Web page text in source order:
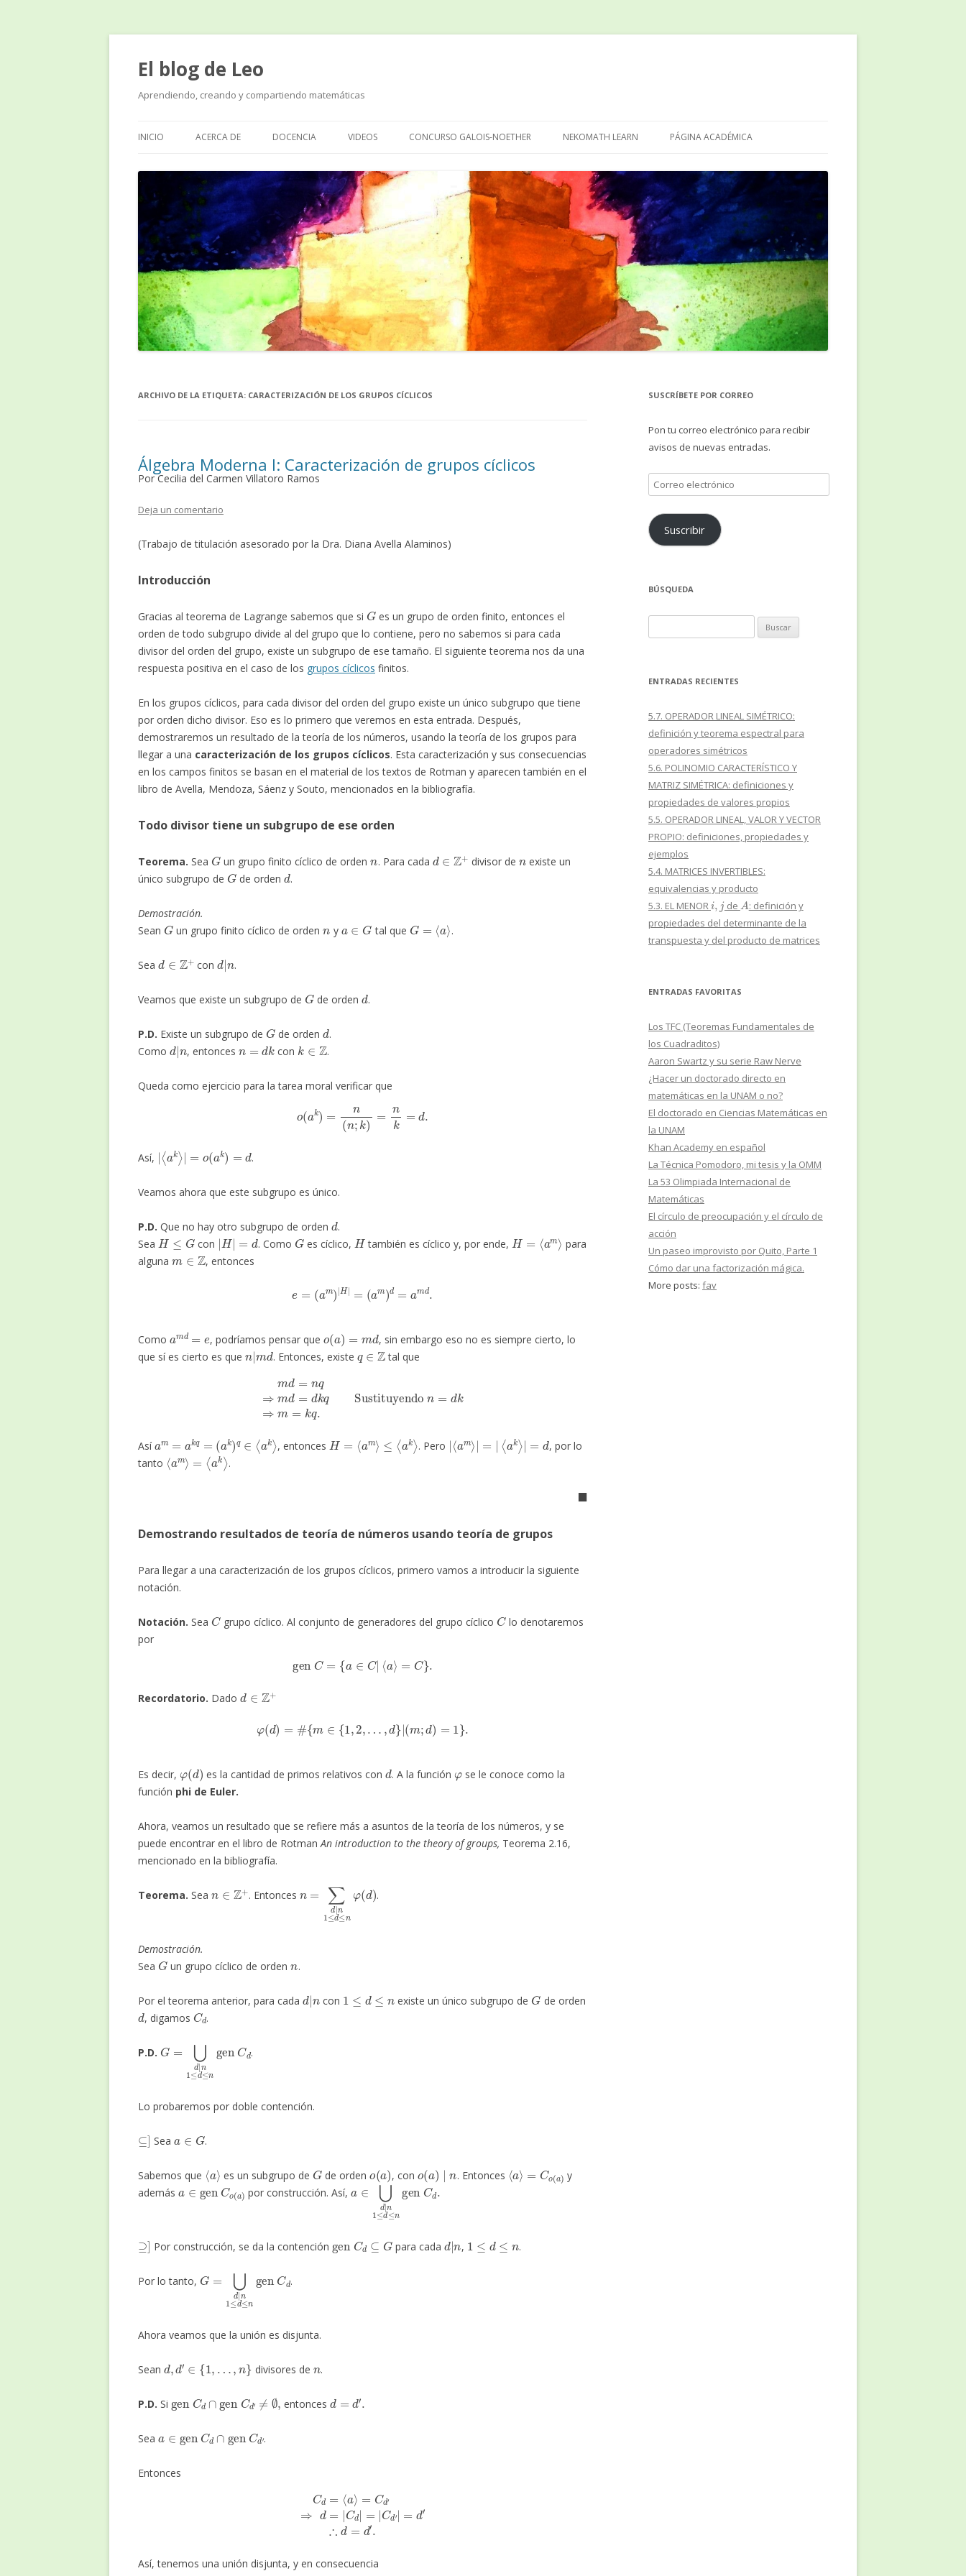
El blog de Leo
Aprendiendo, creando y compartiendo matemáticas
al
INICIO ACERCA DE DOCENCIA VIDEOS CONCURSO GALOIS-NOETHER NEKOMATH LEARN PÁGINA ACADÉMICA
ARCHIVO DE LA ETIQUETA: CARACTERIZACIÓN DE LOS GRUPOS CÍCLICOS
Álgebra Moderna I: Caracterización de grupos cíclicos
Por Cecilia del Carmen Villatoro Ramos
Deja un comentario
(Trabajo de titulación asesorado por la Dra. Diana Avella Alaminos)
Introducción
Gracias al teorema de Lagrange sabemos que si
G
es un grupo de orden finito, entonces el
orden de todo subgrupo divide al del grupo que lo contiene, pero no sabemos si para cada
divisor del orden del grupo, existe un subgrupo de ese tamaño. El siguiente teorema nos da una
respuesta positiva en el caso de los grupos cíclicos finitos.
En los grupos cíclicos, para cada divisor del orden del grupo existe un único subgrupo que tiene
por orden dicho divisor. Eso es lo primero que veremos en esta entrada. Después,
demostraremos un resultado de la teoría de los números, usando la teoría de los grupos para
llegar a una caracterización de los grupos cíclicos. Esta caracterización y sus consecuencias
en los campos finitos se basan en el material de los textos de Rotman y aparecen también en el
libro de Avella, Mendoza, Sáenz y Souto, mencionados en la bibliografía.
Todo divisor tiene un subgrupo de ese orden
Teorema. Sea
G
un grupo finito cíclico de orden . Para cada
d Z+
divisor de
existe un
único subgrupo de
G
de orden
d
.
Demostración.
Sean
G
un grupo finito cíclico de orden y
G
tal que
G= ⟩
.
Sea
d Z+
con
d|
.
Veamos que existe un subgrupo de
G
de orden
d
.
P.D. Existe un subgrupo de
G
de orden
d
.
Como
d|n
, entonces
n=dk
con
k∈Z
.
Queda como ejercicio para la tarea moral verificar que
o( (n k=
Así,
| ⟨ ak ⟩ (a k)
.
Veamos ahora que este subgrupo es único.
P.D. Que no hay otro subgrupo de orden
d
.
Sea
H≤G
con
|H| =d
. Como
G
es cíclico,
H
también es cíclico y, por ende,
H= m⟩
para
alguna
m ∈ Z
, entonces
am)|H| a m)d md.
Como
amd
, podríamos pensar que
( a)
, sin embargo eso no es siempre cierto, lo
que sí es cierto es que
n|md
. Entonces, existe
q∈Z
tal que
⇒m =dk
Así
am kq a )q∈ a ⟩
, entonces
H= m⟩≤ k⟩
. Pero
|⟨ am = |
⟨ a k⟩ |
, por lo
tanto
⟨ am⟩ a k⟩
.
◼
Demostrando resultados de teoría de números usando teoría de grupos
Para llegar a una caracterización de los grupos cíclicos, primero vamos a introducir la siguiente
notación.
Notación. Sea
C
grupo cíclico. Al conjunto de generadores del grupo cíclico
C
lo denotaremos
por
gen ={a ∈ C| ⟨a⟩ }.
Recordatorio. Dado
d Z+
φ = #{m∈{1 ,2 }| m;d )=1
Es decir,
( d)
es la cantidad de primos relativos con
d
. A la función
se le conoce como la
función phi de Euler.
Ahora, veamos un resultado que se refiere más a asuntos de la teoría de los números, y se
puede encontrar en el libro de RotmanAn introduction to the theory of groups, Teorema 2.16,
mencionado en la bibliografía.
Teorema. Sea
Z+
. Entonces
d|n1 d ≤n
.
Demostración.
Sea
G
un grupo cíclico de orden .
Por el teorema anterior, para cada
d|
con
≤
existe un único subgrupo de
G
de orden
d
, digamos
Cd
.
P.D.
G= | n ngen
.
Lo probaremos por doble contención.
⊆]
Sea
G
.
Sabemos que
⟨ ⟩
es un subgrupo de
G
de orden
( a)
, con
( ) ∣
. Entonces
⟨ a⟩ o(
y
además
a ∈gen Co a)
por construcción. Así,
a∈ ⋃d|n1≤ d≤ngen Cd.
⊇]
Por construcción, se da la contención
Cd G
para cada
d|
,
≤
.
Por lo tanto,
G= | n ngen
.
Ahora veamos que la unión es disjunta.
Sean
d d′ 1
divisores de .
P.D. Si
C Cd ≠ ∅
entonces
d .
Sea
Cd Cd
.
Entonces
d′⇒ =|C =|
Así, tenemos una unión disjunta, y en consecuencia
SUSCRÍBETE POR CORREO
Pon tu correo electrónico para recibir
avisos de nuevas entradas.
Correo
electrónico
Suscribir
BÚSQUEDA
ENTRADAS RECIENTES
5.7. OPERADOR LINEAL SIMÉTRICO:
definición y teorema espectral para
operadores simétricos
5.6. POLINOMIO CARACTERÍSTICO Y
MATRIZ SIMÉTRICA: definiciones y
propiedades de valores propios
5.5. OPERADOR LINEAL, VALOR Y VECTOR
PROPIO: definiciones, propiedades y
ejemplos
5.4. MATRICES INVERTIBLES:
equivalencias y producto
5.3. EL MENOR i,j de A: definición y
propiedades del determinante de la
transpuesta y del producto de matrices
ENTRADAS FAVORITAS
Los TFC (Teoremas Fundamentales de
los Cuadraditos)
Aaron Swartz y su serie Raw Nerve
¿Hacer un doctorado directo en
matemáticas en la UNAM o no?
El doctorado en Ciencias Matemáticas en
la UNAM
Khan Academy en español
La Técnica Pomodoro, mi tesis y la OMM
La 53 Olimpiada Internacional de
Matemáticas
El círculo de preocupación y el círculo de
acción
Un paseo improvisto por Quito, Parte 1
Cómo dar una factorización mágica.
More posts: fav